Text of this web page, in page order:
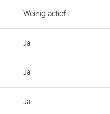
Weinig actief
Ja
Ja
Ja